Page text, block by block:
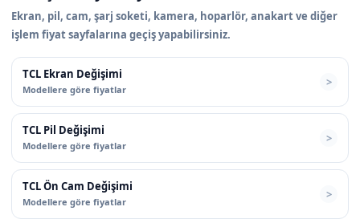
Ekran, pil, cam, şarj soketi, kamera, hoparlör, anakart ve diğer
işlem fiyat sayfalarına geçiş yapabilirsiniz.
TCL Ekran Değişimi
Modellere göre fiyatlar
TCL Pil Değişimi
Modellere göre fiyatlar
TCL Ön Cam Değişimi
Modellere göre fiyatlar